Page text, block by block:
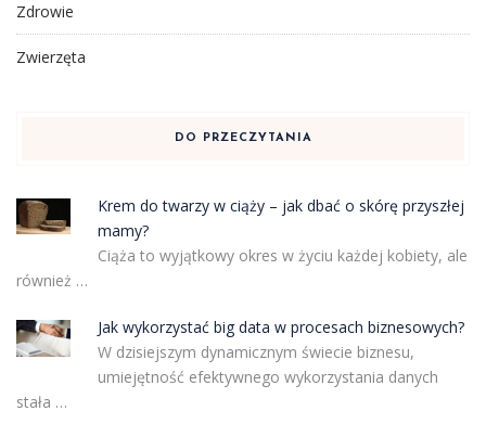
Zdrowie
Zwierzęta
DO PRZECZYTANIA
Krem do twarzy w ciąży – jak dbać o skórę przyszłej
mamy?
Ciąża to wyjątkowy okres w życiu każdej kobiety, ale
również …
Jak wykorzystać big data w procesach biznesowych?
W dzisiejszym dynamicznym świecie biznesu,
umiejętność efektywnego wykorzystania danych
stała …